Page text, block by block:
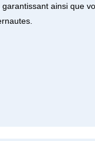
ainsi que